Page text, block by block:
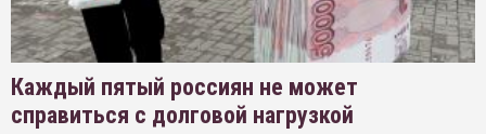
Каждый пятый россиян не может
справиться с долговой нагрузкой